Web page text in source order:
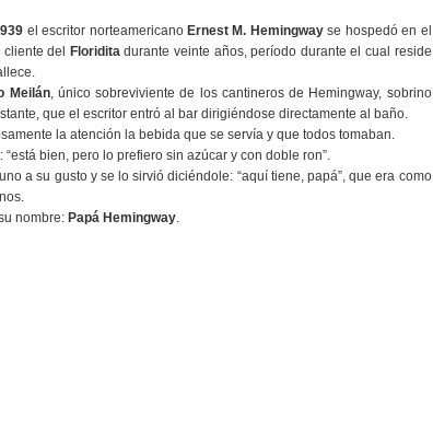
el escritor norteamericano Ernest M. Hemingwayse hospedó en el
cliente del Floriditadurante veinte años, período durante el cual reside
Meilán, único sobreviviente de los cantineros de Hemingway, sobrino
que el escritor entró al bar dirigiéndose directamente al baño.
la atención la bebida que se servía y que todos tomaban.
bien, pero lo prefiero sin azúcar y con doble ron”.
a su gusto y se lo sirvió diciéndole: “aquí tiene, papá”, que era como
nombre: Papá Hemingway.